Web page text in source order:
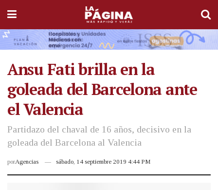
Ansu Fati brilla en la
goleada del Barcelona ante
el Valencia
Partidazo del chaval de 16 años, decisivo en la
goleada del Barcelona al Valencia
porAgencias sábado, 14 septiembre 2019 4:44 PM